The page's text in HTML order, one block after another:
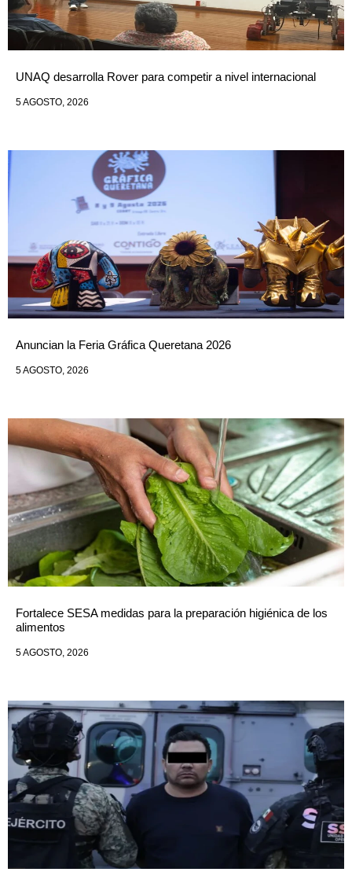
UNAQ desarrolla Rover para competir a nivel internacional
5 AGOSTO, 2026
Anuncian la Feria Gráfica Queretana 2026
5 AGOSTO, 2026
Fortalece SESA medidas para la preparación higiénica de los
alimentos
5 AGOSTO, 2026